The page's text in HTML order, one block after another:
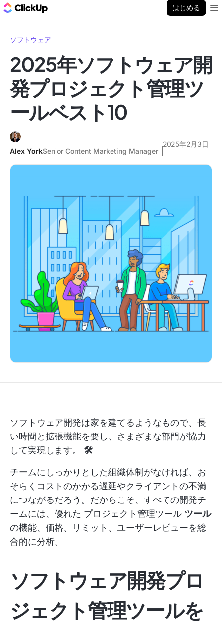
はじめる
ソフトウェア
2025年ソフトウェア開
発プロジェクト管理ツ
ールベスト10
Alex YorkSenior Content Marketing Manager
2025年2月3日
ソフトウェア開発は家を建てるようなもので、長
い時間と拡張機能を要し、さまざまな部門が協力
して実現します。 🛠️
チームにしっかりとした組織体制がなければ、お
そらくコストのかかる遅延やクライアントの不満
につながるだろう。だからこそ、すべての開発チ
ームには、優れた プロジェクト管理ツール ツール
の機能、価格、リミット、ユーザーレビューを総
合的に分析。
ソフトウェア開発プロ
ジェクト管理ツールを